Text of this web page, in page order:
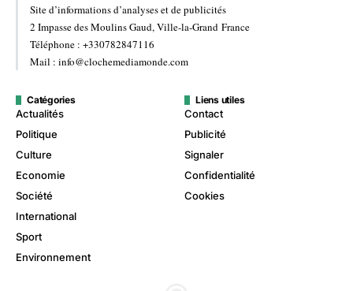
Site d’informations d’analyses et de publicités
2 Impasse des Moulins Gaud, Ville-la-Grand France
Téléphone : +330782847116
Mail : info@clochemediamonde.com
Catégories
Actualités
Politique
Culture
Economie
Société
International
Sport
Environnement
Liens utiles
Contact
Publicité
Signaler
Confidentialité
Cookies